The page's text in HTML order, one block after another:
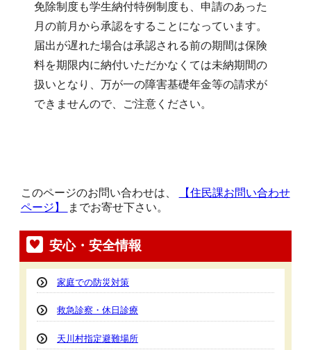
免除制度も学生納付特例制度も、申請のあった
月の前月から承認をすることになっています。
届出が遅れた場合は承認される前の期間は保険
料を期限内に納付いただかなくては未納期間の
扱いとなり、万が一の障害基礎年金等の請求が
できませんので、ご注意ください。
このページのお問い合わせは、
【住民課お問い合わせ
ページ】
までお寄せ下さい。
安心・安全情報
家庭での防災対策
救急診察・休日診療
天川村指定避難場所